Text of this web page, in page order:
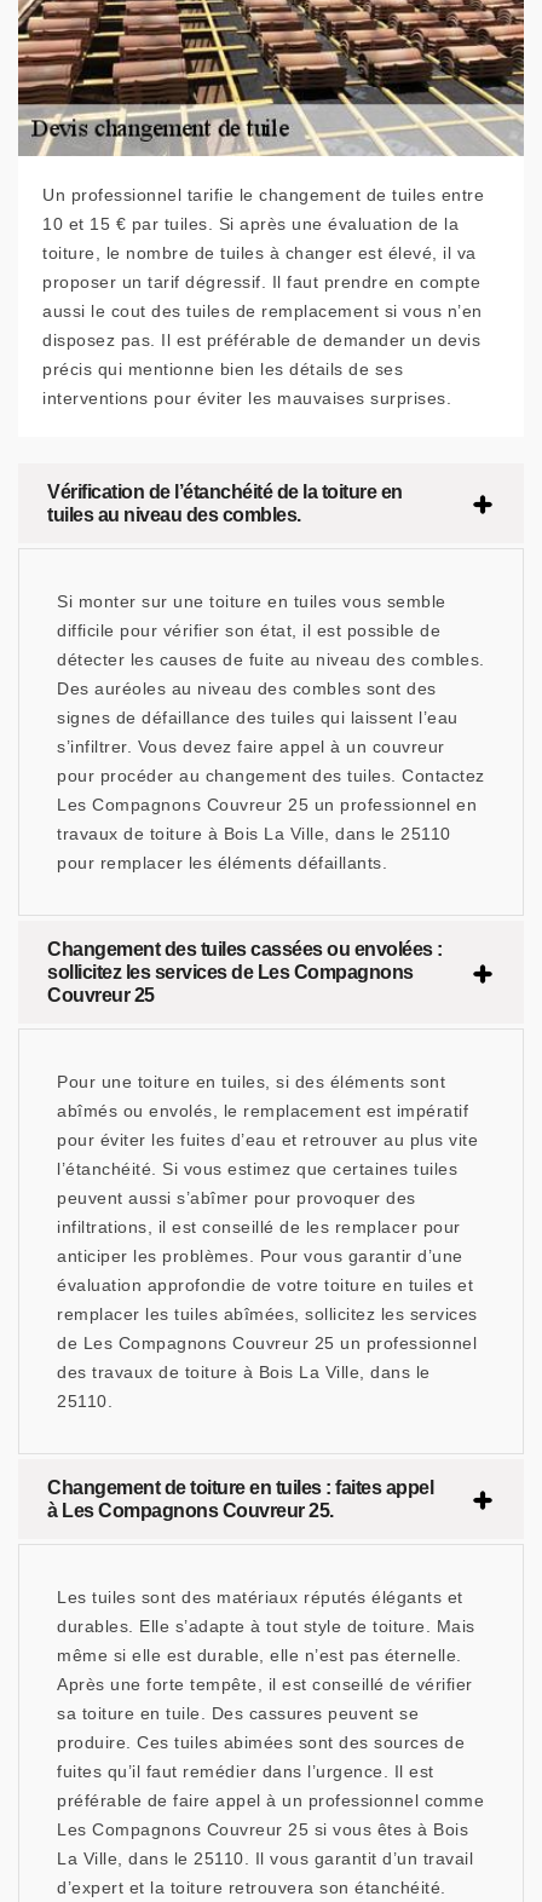
Un professionnel tarifie le changement de tuiles entre
10 et 15 € par tuiles. Si après une évaluation de la
toiture, le nombre de tuiles à changer est élevé, il va
proposer un tarif dégressif. Il faut prendre en compte
aussi le cout des tuiles de remplacement si vous n’en
disposez pas. Il est préférable de demander un devis
précis qui mentionne bien les détails de ses
interventions pour éviter les mauvaises surprises.
Vérification de l’étanchéité de la toiture en
tuiles au niveau des combles.
Si monter sur une toiture en tuiles vous semble
difficile pour vérifier son état, il est possible de
détecter les causes de fuite au niveau des combles.
Des auréoles au niveau des combles sont des
signes de défaillance des tuiles qui laissent l’eau
s’infiltrer. Vous devez faire appel à un couvreur
pour procéder au changement des tuiles. Contactez
Les Compagnons Couvreur 25 un professionnel en
travaux de toiture à Bois La Ville, dans le 25110
pour remplacer les éléments défaillants.
Changement des tuiles cassées ou envolées :
sollicitez les services de Les Compagnons
Couvreur 25
Pour une toiture en tuiles, si des éléments sont
abîmés ou envolés, le remplacement est impératif
pour éviter les fuites d’eau et retrouver au plus vite
l’étanchéité. Si vous estimez que certaines tuiles
peuvent aussi s’abîmer pour provoquer des
infiltrations, il est conseillé de les remplacer pour
anticiper les problèmes. Pour vous garantir d’une
évaluation approfondie de votre toiture en tuiles et
remplacer les tuiles abîmées, sollicitez les services
de Les Compagnons Couvreur 25 un professionnel
des travaux de toiture à Bois La Ville, dans le
25110.
Changement de toiture en tuiles : faites appel
à Les Compagnons Couvreur 25.
Les tuiles sont des matériaux réputés élégants et
durables. Elle s’adapte à tout style de toiture. Mais
même si elle est durable, elle n’est pas éternelle.
Après une forte tempête, il est conseillé de vérifier
sa toiture en tuile. Des cassures peuvent se
produire. Ces tuiles abimées sont des sources de
fuites qu’il faut remédier dans l’urgence. Il est
préférable de faire appel à un professionnel comme
Les Compagnons Couvreur 25 si vous êtes à Bois
La Ville, dans le 25110. Il vous garantit d’un travail
d’expert et la toiture retrouvera son étanchéité.